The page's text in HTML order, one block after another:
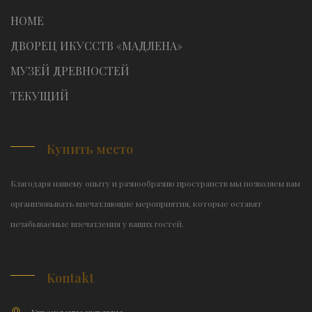
HOME
ДВОРЕЦ ИКУССТВ «МАДЛЕНА»
МУЗЕЙ ДРЕВНОСТЕЙ
TЕКУЩИЙ
Купить место
Благодаря нашему опыту и разнообразию пространств мы позволяем вам
организовывать впечатляющие мероприятия, которые оставят
незабываемые впечатления у ваших гостей.
Kontakt